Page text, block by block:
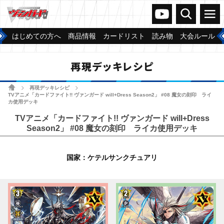
ヴァンガードch
検索 メニュー
はじめての方へ 商品情報 カードリスト 読み物 大会ルール
再現デッキレシピ
ホーム再現デッキレシピ
TVアニメ「カードファイト!! ヴァンガード will+Dress Season2」 #08 魔女の刻印 ライ
カ使用デッキ
TVアニメ「カードファイト!! ヴァンガード will+Dress
Season2」 #08 魔女の刻印 ライカ使用デッキ
国家：ケテルサンクチュアリ